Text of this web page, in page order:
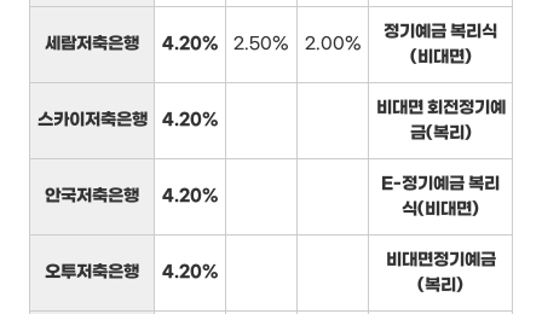
세람저축은행 4.20% 2.50% 2.00%
정기예금 복리식
(비대면)
스카이저축은행 4.20%
비대면 회전정기예
금(복리)
안국저축은행 4.20%
E-정기예금 복리
식(비대면)
오투저축은행 4.20%
비대면정기예금
(복리)